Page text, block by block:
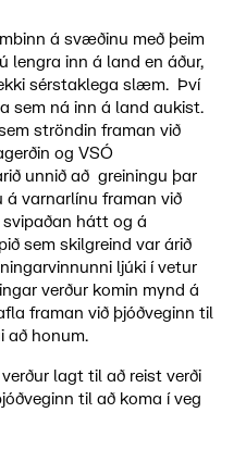
á svæðinu með þeim
lengra inn á land en áður,
sérstaklega slæm. Því
sem ná inn á land aukist.
ströndin framan við
og VSÓ
unnið að greiningu þar
á varnarlínu framan við
svipaðan hátt og á
sem skilgreind var árið
ljúki í vetur
verður komin mynd á
framan við þjóðveginn til
að honum.
lagt til að reist verði
til að koma í veg